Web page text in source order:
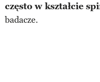
często w kształcie
badacze.